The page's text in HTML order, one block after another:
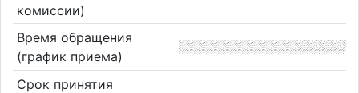
комиссии)
Время обращения
(график приема)
Срок принятия